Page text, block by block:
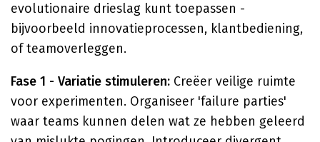
evolutionaire drieslag kunt toepassen -
bijvoorbeeld innovatieprocessen, klantbediening,
of teamoverleggen.
Fase 1 - Variatie stimuleren: Creëer veilige ruimte
voor experimenten. Organiseer 'failure parties'
waar teams kunnen delen wat ze hebben geleerd